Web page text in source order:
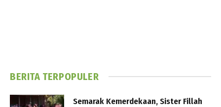
BERITA TERPOPULER
Semarak Kemerdekaan, Sister Fillah